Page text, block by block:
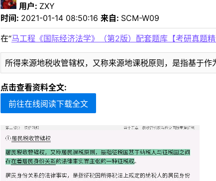
用户: ZXY
时间: 2021-01-14 08:50:16 来自: SCM-W09
在“马工程《国际经济法学》（第2版）配套题库【考研真题精
所得来源地税收管辖权，又称来源地课税原则，是指基于
点击查看资料全文:
前往在线阅读下载全文